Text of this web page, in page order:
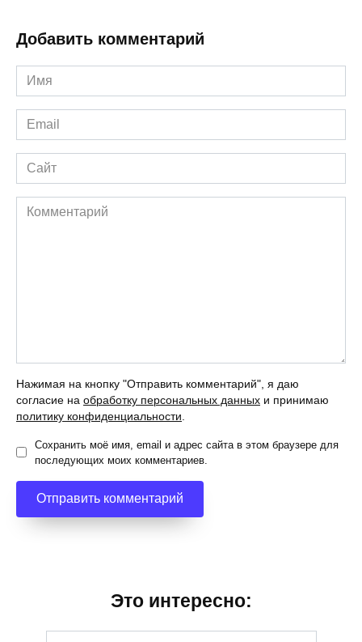
Добавить комментарий
Имя
*
Email
*
Сайт
Комментарий
Нажимая на кнопку "Отправить комментарий", я даю
согласие на обработку персональных данных и принимаю
политику конфиденциальности
Сохранить моё имя, email и адрес сайта в этом браузере для
последующих моих комментариев.
Это интересно: